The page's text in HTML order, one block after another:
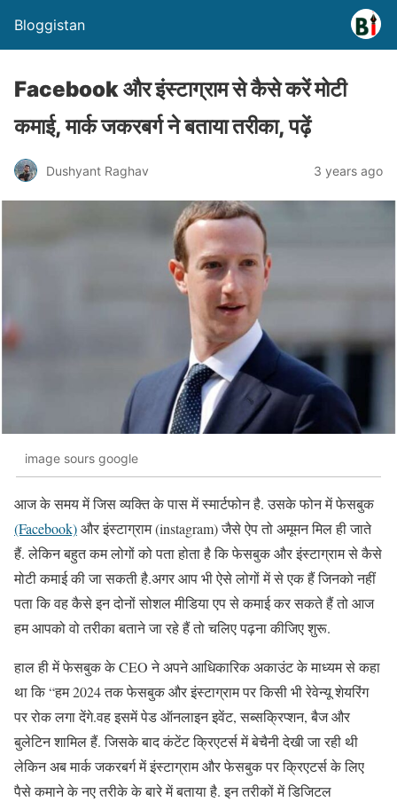
Bloggistan
Facebook और इंस्टाग्राम से कैसे करें मोटी
कमाई, मार्क जकरबर्ग ने बताया तरीका, पढ़ें
Dushyant Raghav 3 years ago
image sours google
आज के समय में जिस व्यक्ति के पास में स्मार्टफोन है. उसके फोन में फेसबुक
(Facebook)और इंस्टाग्राम (instagram) जैसे ऐप तो अमूमन मिल ही जाते
हैं. लेकिन बहुत कम लोगों को पता होता है कि फेसबुक और इंस्टाग्राम से कैसे
मोटी कमाई की जा सकती है.अगर आप भी ऐसे लोगों में से एक हैं जिनको नहीं
पता कि वह कैसे इन दोनों सोशल मीडिया एप से कमाई कर सकते हैं तो आज
हम आपको वो तरीका बताने जा रहे हैं तो चलिए पढ़ना कीजिए शुरू.
हाल ही में फेसबुक के CEO ने अपने आधिकारिक अकाउंट के माध्यम से कहा
था कि “हम 2024 तक फेसबुक और इंस्टाग्राम पर किसी भी रेवेन्यू शेयरिंग
पर रोक लगा देंगे.वह इसमें पेड ऑनलाइन इवेंट, सब्सक्रिप्शन, बैज और
बुलेटिन शामिल हैं. जिसके बाद कंटेंट क्रिएटर्स में बेचैनी देखी जा रही थी
लेकिन अब मार्क जकरबर्ग में इंस्टाग्राम और फेसबुक पर क्रिएटर्स के लिए
पैसे कमाने के नए तरीके के बारे में बताया है. इन तरीकों में डिजिटल